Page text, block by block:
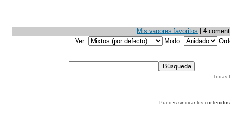
Mis vapores favoritos 4
Ver:
Modo:
Todas
Puedes sindicar los